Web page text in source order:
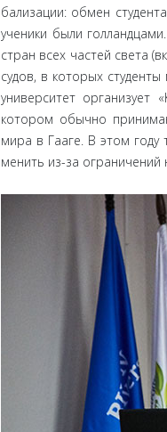
бализации: обмен
ученики были
стран всех частей света
судов, в которых
университет организует
котором обычно
мира в Гааге. В этом году
менить из-за